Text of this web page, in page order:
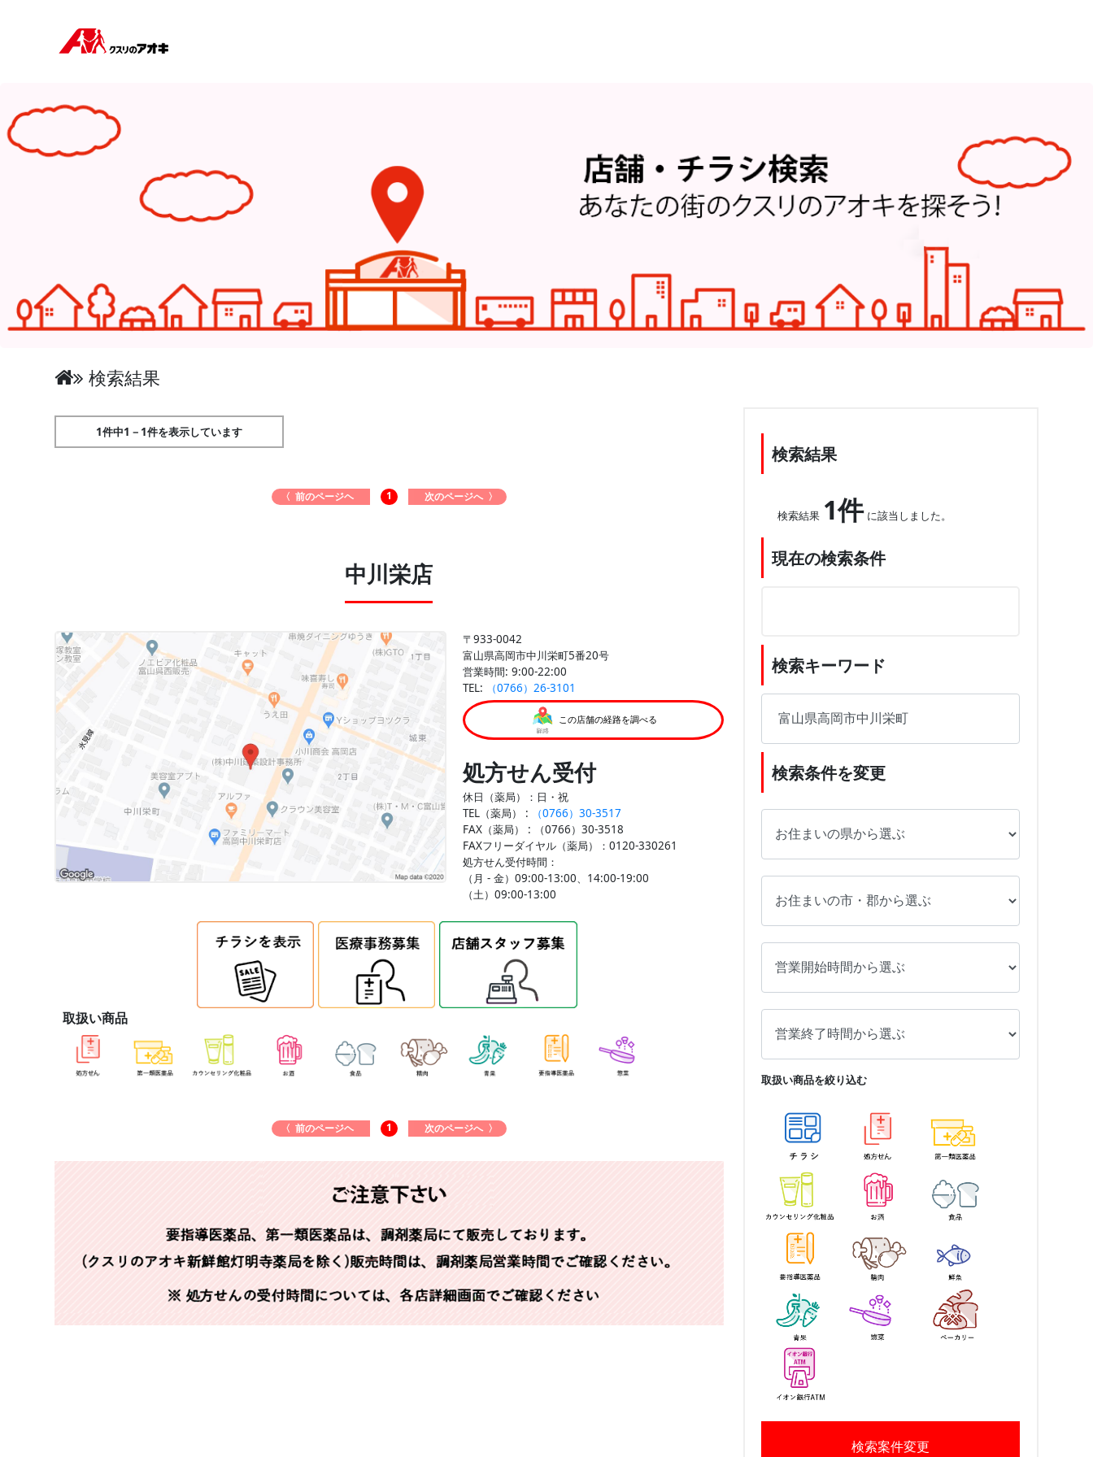
検索結果
1件中1－1件を表示しています
〈 前のページヘ 1 次のページへ 〉
中川栄店
〒933-0042
富山県高岡市中川栄町5番20号
営業時間: 9:00-22:00
TEL:
（0766）26-3101
この店舗の経路を調べる
処方せん受付
休日（薬局）：日・祝
TEL（薬局） :
（0766）30-3517
FAX（薬局） :
（0766）30-3518
FAXフリーダイヤル（薬局）：0120-330261
処方せん受付時間：
（月 - 金）09:00-13:00、14:00-19:00
（土）09:00-13:00
取扱い商品
〈 前のページヘ 1 次のページへ 〉
検索結果
検索結果 1件に該当しました。
現在の検索条件
検索キーワード
検索条件を変更
取扱い商品を絞り込む
検索案件変更